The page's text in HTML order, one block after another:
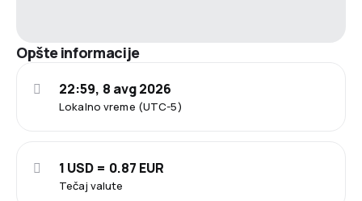
Opšte informacije
Lokalno vreme (UTC-5)
22:59, 8 avg 2026
Tečaj valute
1 USD = 0.87 EUR